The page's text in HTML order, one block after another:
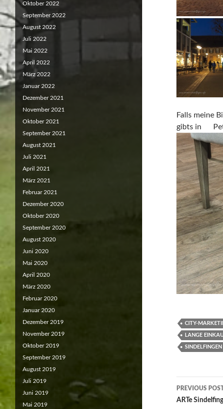
Falls meine
gibts in
CITY-
LANGE
Post
PREVIOUS POST
ARTe
Oktober 2022
September 2022
August 2022
Juli 2022
Mai 2022
April 2022
März 2022
Januar 2022
Dezember 2021
November 2021
Oktober 2021
September 2021
August 2021
Juli 2021
April 2021
März 2021
Februar 2021
Dezember 2020
Oktober 2020
September 2020
August 2020
Juni 2020
Mai 2020
April 2020
März 2020
Februar 2020
Januar 2020
Dezember 2019
November 2019
Oktober 2019
September 2019
August 2019
Juli 2019
Juni 2019
Mai 2019